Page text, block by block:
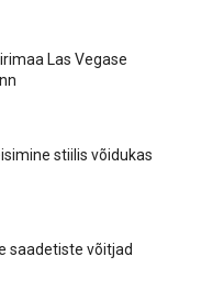
Las Vegase
stiilis võidukas
saadetiste võitjad